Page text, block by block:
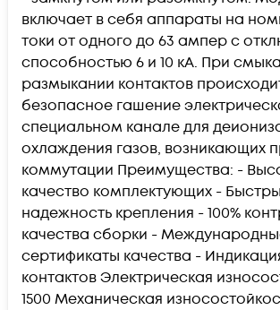
включает в себя аппараты на
токи от одного до 63 ампер с
способностью 6 и 10 кА. При
размыкании контактов
безопасное гашение
специальном канале для
охлаждения газов, возникающих
коммутации Преимущества: -
качество комплектующих -
надежность крепления - 100%
качества сборки -
сертификаты качества -
контактов Электрическая
1500 Механическая